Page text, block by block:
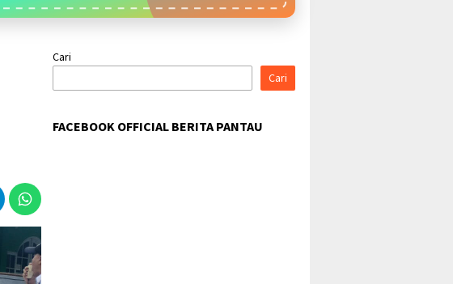
Cari
Cari
FACEBOOK OFFICIAL BERITA PANTAU